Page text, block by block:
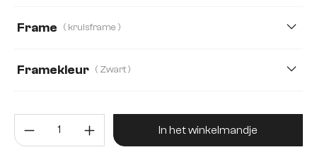
Frame ( kruisframe )
Framekleur ( Zwart )
Producthoeveelheid: Voer de
In het winkelmandje